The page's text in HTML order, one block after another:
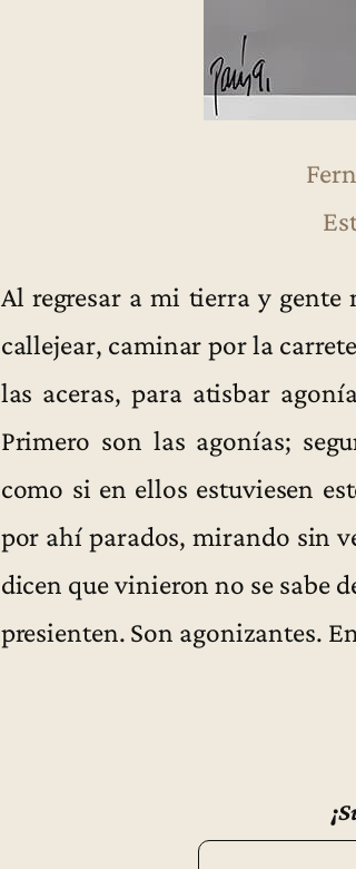
Al regresar a mi tierra y gente
callejear, caminar por la
las aceras, para atisbar
Primero son las agonías;
como si en ellos estuviesen
por ahí parados, mirando sin
dicen que vinieron no se sabe
presienten. Son agonizantes.